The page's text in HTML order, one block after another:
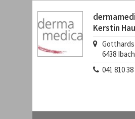
Kerstin
6438 Ibach
041 810